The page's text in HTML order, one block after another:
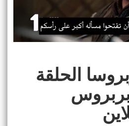
الحلقة
بربروس